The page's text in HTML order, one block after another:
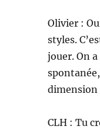
Olivier :
styles.
jouer. On
dimension
CLH : Tu